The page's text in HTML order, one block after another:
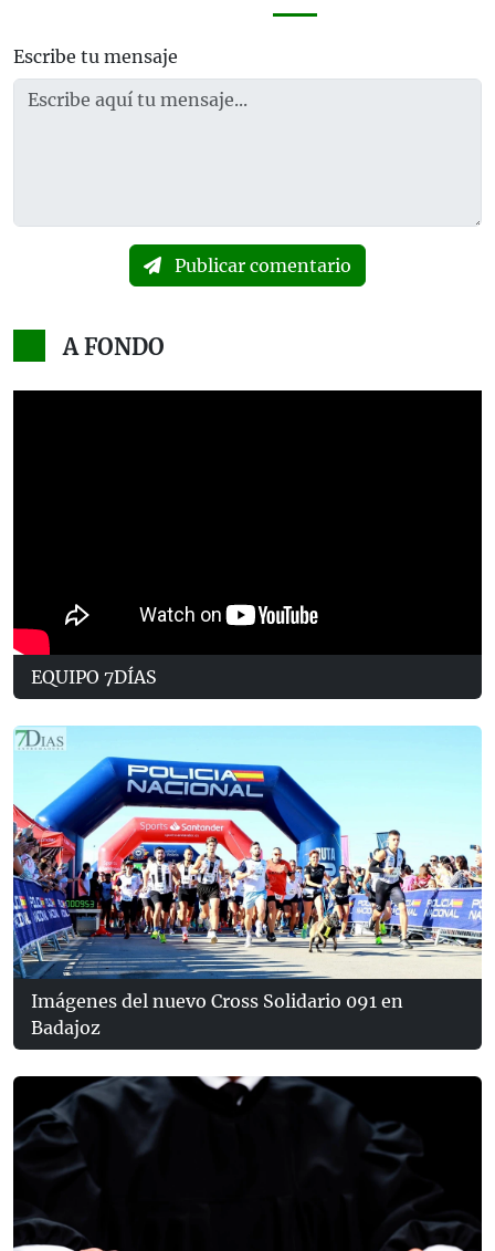
Escribe tu mensaje
Publicar comentario
A FONDO
EQUIPO 7DÍAS
Imágenes del nuevo Cross Solidario 091 en
Badajoz